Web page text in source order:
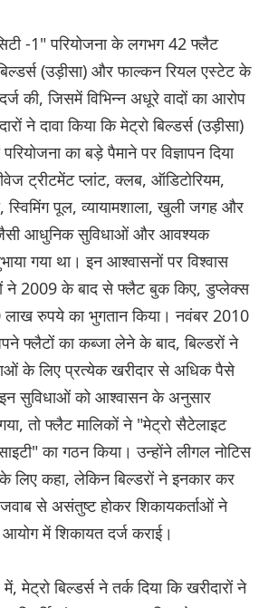
-1" परियोजना के लगभग 42 फ्लैट
(उड़ीसा) और फाल्कन रियल एस्टेट के
की, जिसमें विभिन्न अधूरे वादों का आरोप
ने दावा किया कि मेट्रो बिल्डर्स (उड़ीसा)
का बड़े पैमाने पर विज्ञापन दिया
ट्रीटमेंट प्लांट, क्लब, ऑडिटोरियम,
स्विमिंग पूल, व्यायामशाला, खुली जगह और
आधुनिक सुविधाओं और आवश्यक
गया था। इन आश्वासनों पर विश्वास
ने 2009 के बाद से फ्लैट बुक किए, डुप्लेक्स
रुपये का भुगतान किया। नवंबर 2010
अपने फ्लैटों का कब्जा लेने के बाद, बिल्डरों ने
के लिए प्रत्येक खरीदार से अधिक पैसे
सुविधाओं को आश्वासन के अनुसार
तो फ्लैट मालिकों ने "मेट्रो सैटेलाइट
का गठन किया। उन्होंने लीगल नोटिस
कहा, लेकिन बिल्डरों ने इनकार कर
जवाब से असंतुष्ट होकर शिकायकर्ताओं ने
आयोग में शिकायत दर्ज कराई।
मेट्रो बिल्डर्स ने तर्क दिया कि खरीदारों ने